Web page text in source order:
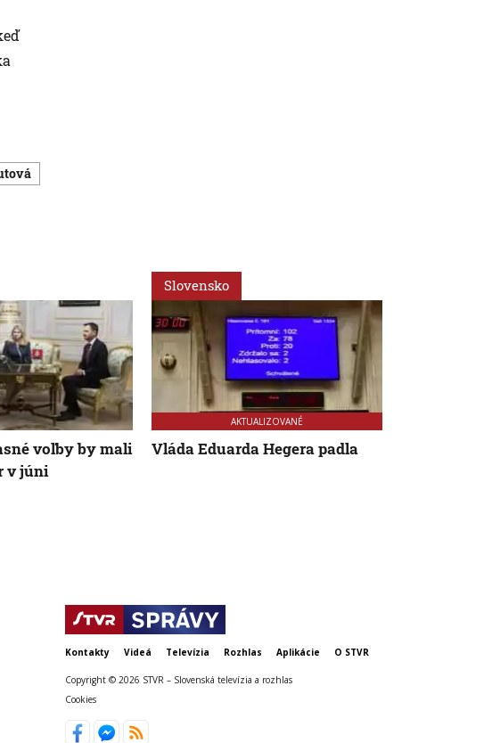
voľby by mali
v júni
Slovensko
AKTUALIZOVANÉ
Vláda Eduarda Hegera padla
Kontakty Videá Televízia Rozhlas Aplikácie O STVR
Copyright © 2026 STVR – Slovenská televízia a rozhlas
Cookies